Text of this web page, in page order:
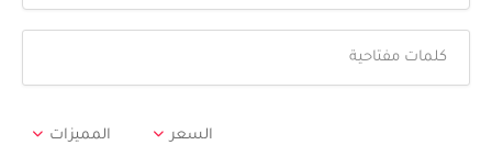
المميزات السعر